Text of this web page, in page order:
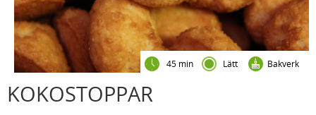
45 min Lätt Bakverk
KOKOSTOPPAR